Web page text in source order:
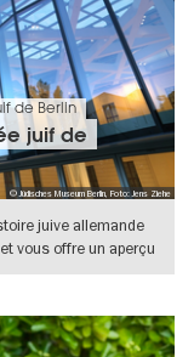
© Jüdisches Museum Berlin, Foto: Jens Ziehe
de Berlin
juif de
juive allemande
vous offre un aperçu